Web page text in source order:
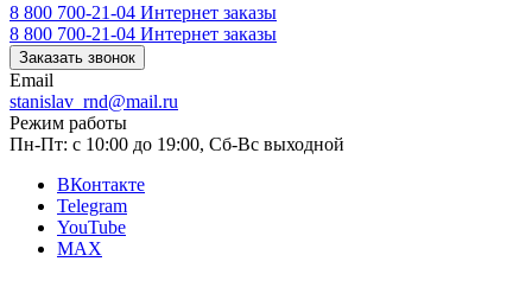
8 800 700-21-04 Интернет заказы
8 800 700-21-04 Интернет заказы
Заказать звонок
Email
stanislav_rnd@mail.ru
Режим работы
Пн-Пт: с 10:00 до 19:00, Сб-Вс выходной
ВКонтакте
Telegram
YouTube
MAX